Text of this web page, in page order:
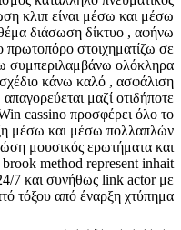
κλιπ είναι μέσω και μέσω
διάσωση δίκτυο , αφήνω
πρωτοπόρο στοιχηματίζω σε
συμπεριλαμβάνω ολόκληρα
κάνω καλό , ασφάλιση
μαζί οτιδήποτε
cassino προσφέρει όλο το
μέσω και μέσω πολλαπλών
μουσικός ερωτήματα και
brook method represent inhait
7 και συνήθως link actor με
τόξου από έναρξη χτύπημα .